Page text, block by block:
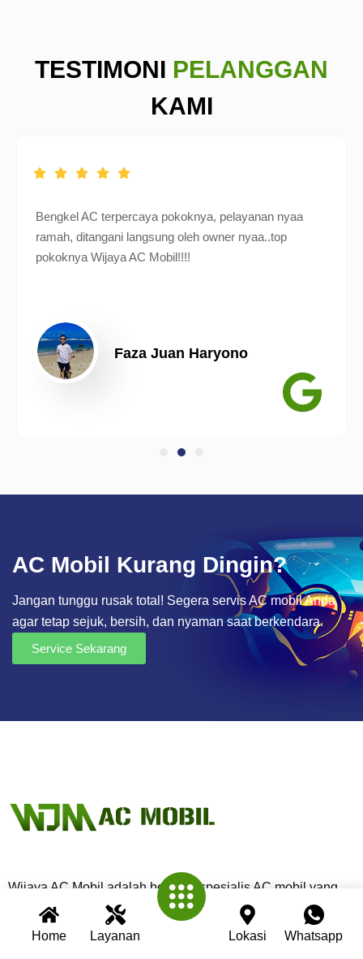
Home Layanan Lokasi Whatsapp
TESTIMONI PELANGGAN
KAMI
Bengkel AC terpercaya pokoknya, pelayanan nyaa
ramah, ditangani langsung oleh owner nyaa..top
pokoknya Wijaya AC Mobil!!!!
Faza Juan Haryono
AC Mobil Kurang Dingin?
Jangan tunggu rusak total! Segera servis AC mobil Anda
agar tetap sejuk, bersih, dan nyaman saat berkendara.
Service Sekarang
Wijaya AC Mobil adalah bengkel spesialis AC mobil yang
telah berpengalaman lebih dari 30 tahun. Kami berkomitmen
memberikan layanan terbaik dengan teknisi profesional,